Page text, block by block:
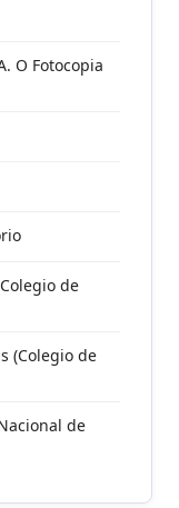
O Fotocopia
de
(Colegio de
de